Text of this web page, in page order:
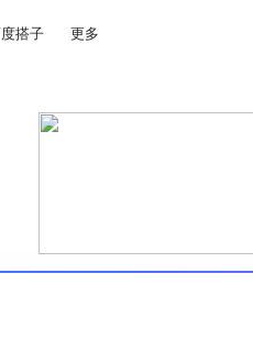
搭子 更多